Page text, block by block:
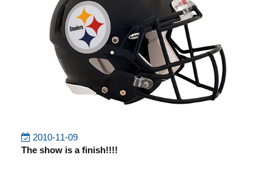
2010-11-09
The show is a finish!!!!